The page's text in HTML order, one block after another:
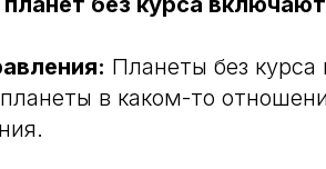
Планеты без
в каком-то